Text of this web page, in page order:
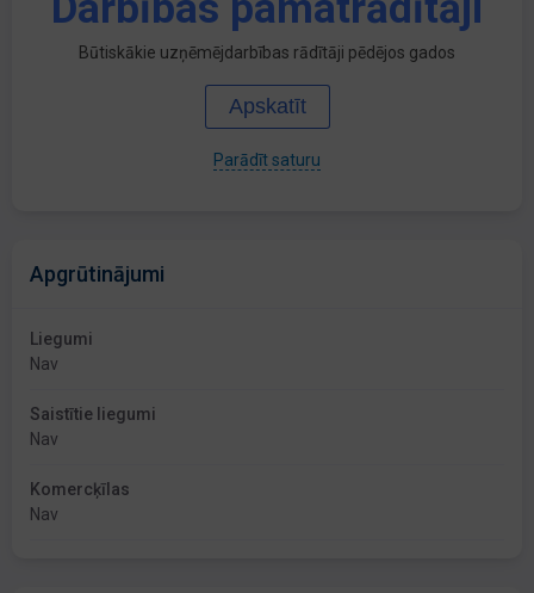
Būtiskākie uzņēmējdarbības rādītāji pēdējos gados
Apskatīt
Parādīt saturu
Apgrūtinājumi
Liegumi
Nav
Saistītie liegumi
Nav
Komercķīlas
Nav